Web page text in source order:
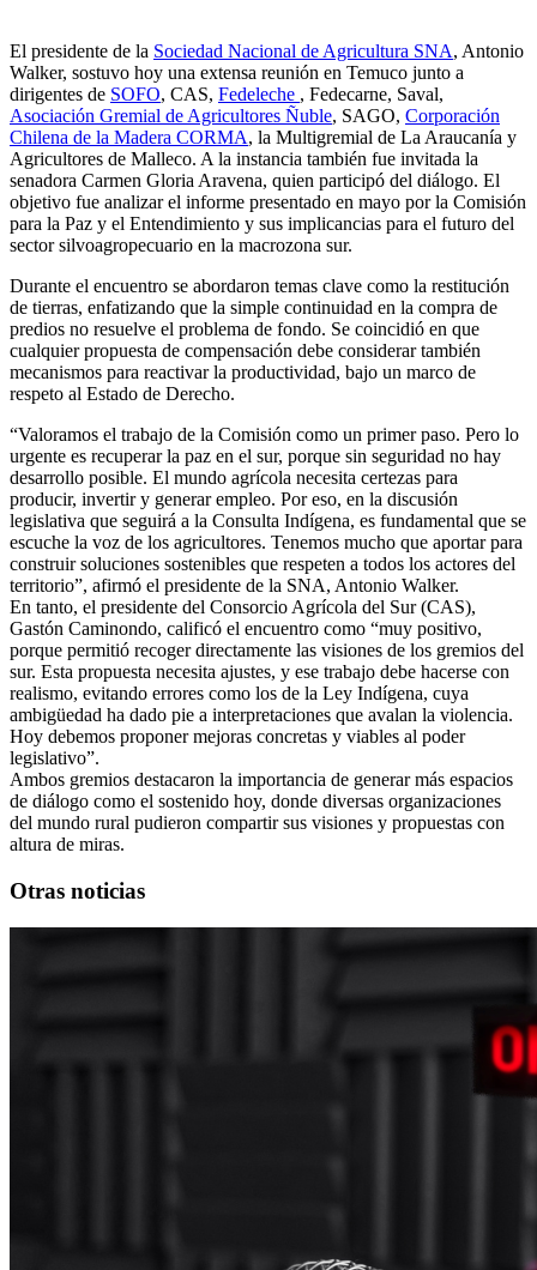
El presidente de la Sociedad Nacional de Agricultura SNA, Antonio
Walker, sostuvo hoy una extensa reunión en Temuco junto a
dirigentes de SOFO, CAS, Fedeleche , Fedecarne, Saval,
Asociación Gremial de Agricultores Ñuble, SAGO, Corporación
Chilena de la Madera CORMA, la Multigremial de La Araucanía y
Agricultores de Malleco. A la instancia también fue invitada la
senadora Carmen Gloria Aravena, quien participó del diálogo. El
objetivo fue analizar el informe presentado en mayo por la Comisión
para la Paz y el Entendimiento y sus implicancias para el futuro del
sector silvoagropecuario en la macrozona sur.
Durante el encuentro se abordaron temas clave como la restitución
de tierras, enfatizando que la simple continuidad en la compra de
predios no resuelve el problema de fondo. Se coincidió en que
cualquier propuesta de compensación debe considerar también
mecanismos para reactivar la productividad, bajo un marco de
respeto al Estado de Derecho.
“Valoramos el trabajo de la Comisión como un primer paso. Pero lo
urgente es recuperar la paz en el sur, porque sin seguridad no hay
desarrollo posible. El mundo agrícola necesita certezas para
producir, invertir y generar empleo. Por eso, en la discusión
legislativa que seguirá a la Consulta Indígena, es fundamental que se
escuche la voz de los agricultores. Tenemos mucho que aportar para
construir soluciones sostenibles que respeten a todos los actores del
territorio”, afirmó el presidente de la SNA, Antonio Walker.
En tanto, el presidente del Consorcio Agrícola del Sur (CAS),
Gastón Caminondo, calificó el encuentro como “muy positivo,
porque permitió recoger directamente las visiones de los gremios del
sur. Esta propuesta necesita ajustes, y ese trabajo debe hacerse con
realismo, evitando errores como los de la Ley Indígena, cuya
ambigüedad ha dado pie a interpretaciones que avalan la violencia.
Hoy debemos proponer mejoras concretas y viables al poder
legislativo”.
Ambos gremios destacaron la importancia de generar más espacios
de diálogo como el sostenido hoy, donde diversas organizaciones
del mundo rural pudieron compartir sus visiones y propuestas con
altura de miras.
Otras noticias